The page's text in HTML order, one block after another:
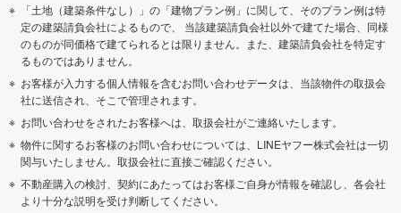
「土地（建築条件なし）」の「建物プラン例」に関して、そのプラン例は特
定の建築請負会社によるもので、 当該建築請負会社以外で建てた場合、同様
のものが同価格で建てられるとは限りません。また、建築請負会社を特定す
るものではありません。
お客様が入力する個人情報を含むお問い合わせデータは、当該物件の取扱会
社に送信され、そこで管理されます。
お問い合わせをされたお客様へは、取扱会社がご連絡いたします。
物件に関するお客様のお問い合わせについては、LINEヤフー株式会社は一切
関与いたしません。取扱会社に直接ご確認ください。
不動産購入の検討、契約にあたってはお客様ご自身が情報を確認し、各会社
より十分な説明を受け判断してください。